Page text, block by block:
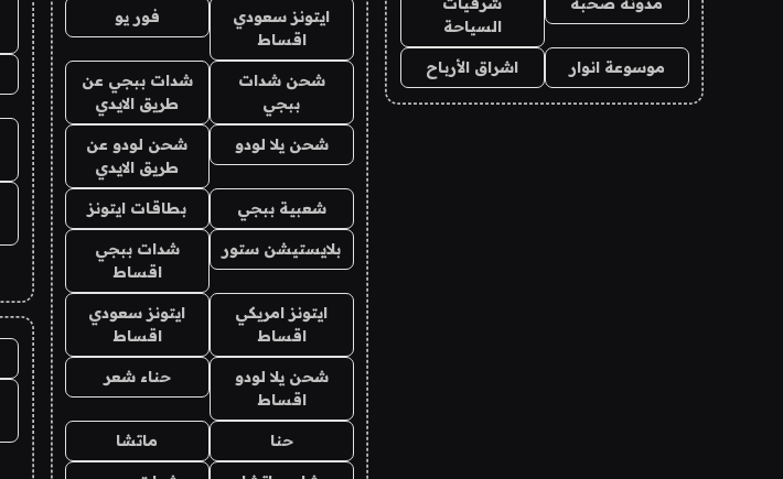
السياحة
موسوعة انوار اشراق الأرباح
ايتونز سعودي
اقساط
فور يو
شحن شدات
ببجي
شدات ببجي عن
طريق الايدي
شحن يلا لودو
شحن لودو عن
طريق الايدي
شعبية ببجي بطاقات ايتونز
بلايستيشن ستور
شدات ببجي
اقساط
ايتونز امريكي
اقساط
ايتونز سعودي
اقساط
شحن يلا لودو
اقساط
حناء شعر
حنا ماتشا